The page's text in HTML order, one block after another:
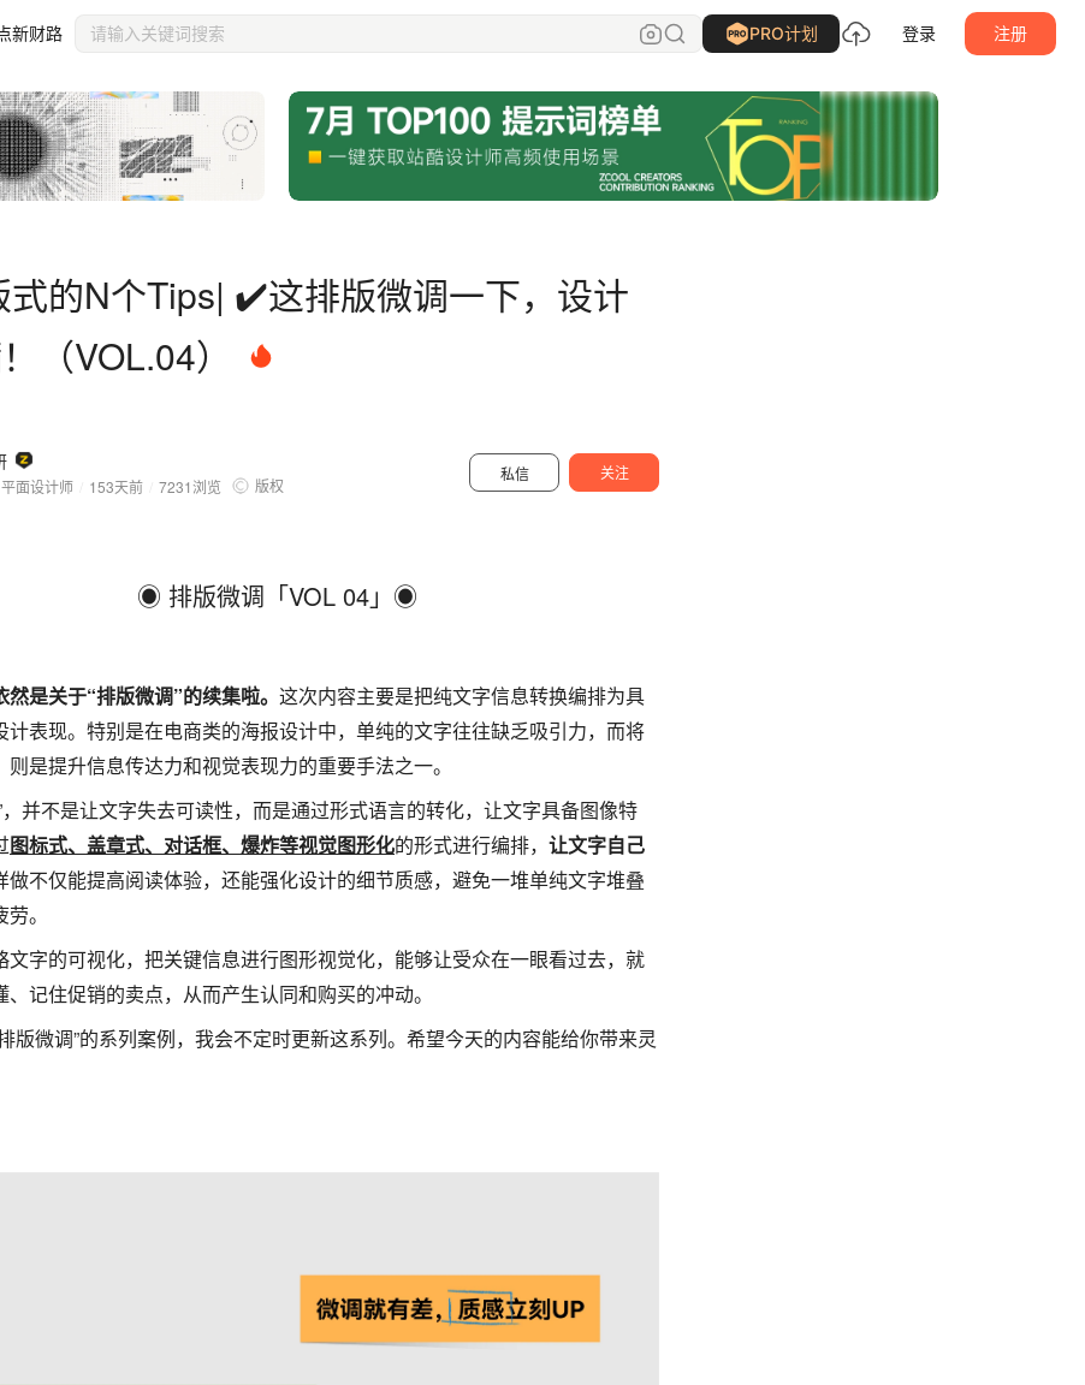
新财路 PRO计划 登录 注册
式的N个Tips| ✔️这排版微调一下，设计
（VOL.04）
平面设计师 153天前 7231浏览 版权
私信 关注
！（VOL.04） 周妙妍 关注
◉ 排版微调「VOL 04」◉
是关于“排版微调”的续集啦。 这次内容主要是把纯文字信息转换编排为具
计表现。特别是在电商类的海报设计中，单纯的文字往往缺乏吸引力，而将
是提升信息传达力和视觉表现力的重要手法之一。
，并不是让文字失去可读性，而是通过形式语言的转化，让文字具备图像特
图标式、盖章式、对话框、爆炸等视觉图形化的形式进行编排， 让文字自己
做不仅能提高阅读体验，还能强化设计的细节质感，避免一堆单纯文字堆叠
。
文字的可视化，把关键信息进行图形视觉化，能够让受众在一眼看过去，就
记住促销的卖点，从而产生认同和购买的冲动。
版微调”的系列案例，我会不定时更新这系列。希望今天的内容能给你带来灵